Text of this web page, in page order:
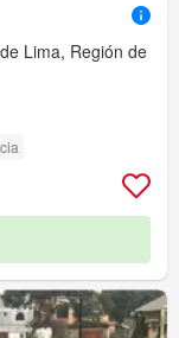
Lima, Región de